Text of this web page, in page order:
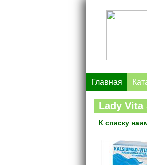
Главная
Lady Vita
К списку